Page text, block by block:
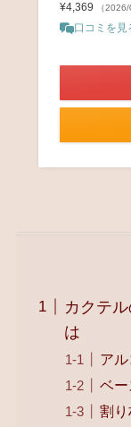
¥4,369
（
口コミを見
カクテ
は
ア
ベ
割